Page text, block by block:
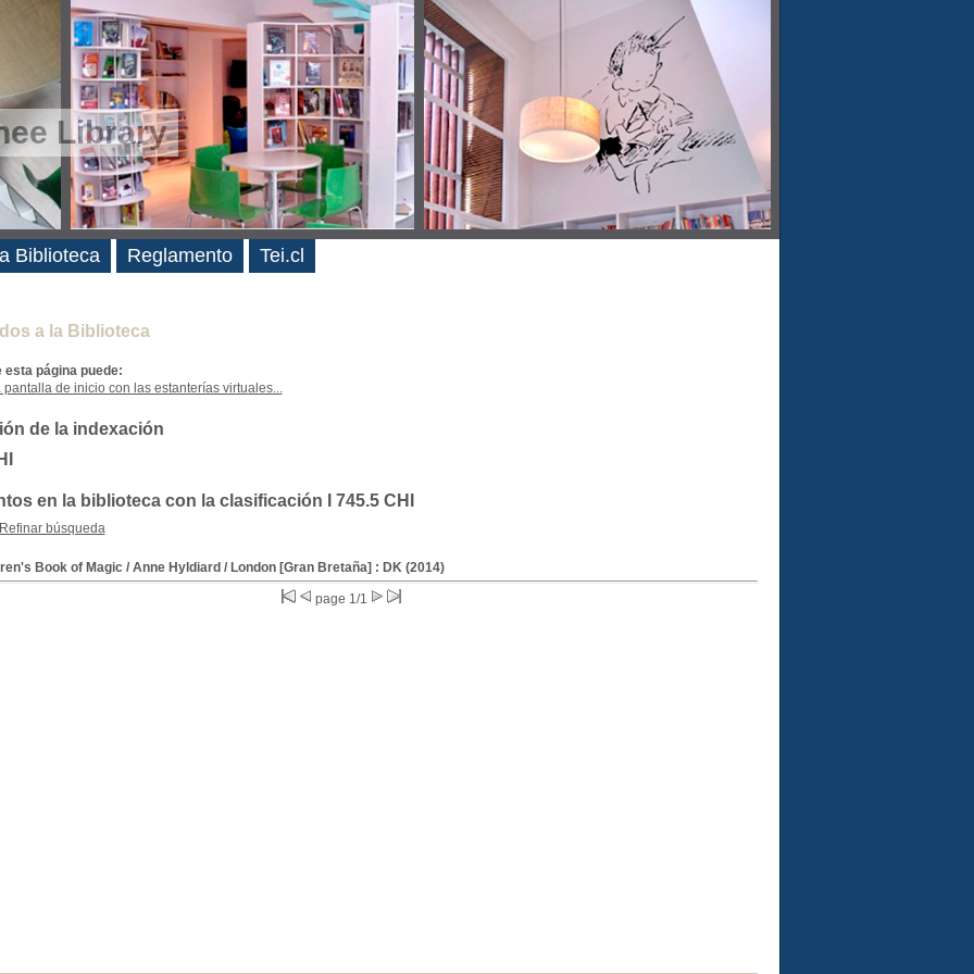
Library
a la Biblioteca
esta página puede:
pantalla de inicio con las estanterías virtuales...
de la indexación
en la biblioteca con la clasificación I 745.5 CHI
Refinar búsqueda
Book of Magic/ Anne Hyldiard / London [Gran Bretaña] : DK (2014)
page 1/1
Biblioteca Reglamento Tei.cl